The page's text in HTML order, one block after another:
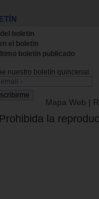
boletin
el boletin
boletin publicado
nuestro boletín quincenal.
Mapa Web |
la